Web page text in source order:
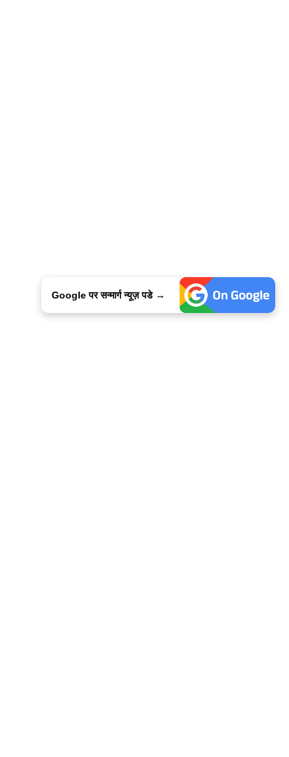
Google पर सन्मार्ग न्यूज़ पडे →